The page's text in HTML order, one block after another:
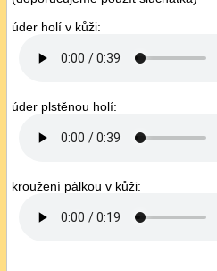
úder holí v kůži:
úder plstěnou holí:
kroužení pálkou v kůži: